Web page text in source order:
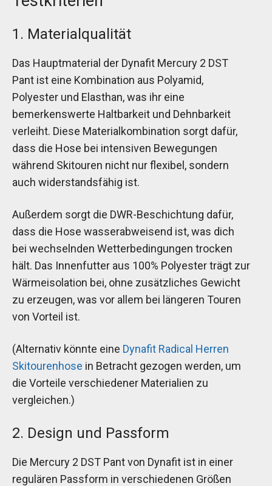
1. Materialqualität
Das Hauptmaterial der Dynafit Mercury 2 DST
Pant ist eine Kombination aus Polyamid,
Polyester und Elasthan, was ihr eine
bemerkenswerte Haltbarkeit und Dehnbarkeit
verleiht. Diese Materialkombination sorgt dafür,
dass die Hose bei intensiven Bewegungen
während Skitouren nicht nur flexibel, sondern
auch widerstandsfähig ist.
Außerdem sorgt die DWR-Beschichtung dafür,
dass die Hose wasserabweisend ist, was dich
bei wechselnden Wetterbedingungen trocken
hält. Das Innenfutter aus 100% Polyester trägt zur
Wärmeisolation bei, ohne zusätzliches Gewicht
zu erzeugen, was vor allem bei längeren Touren
von Vorteil ist.
(Alternativ könnte eine Dynafit Radical Herren
Skitourenhose in Betracht gezogen werden, um
die Vorteile verschiedener Materialien zu
vergleichen.)
2. Design und Passform
Die Mercury 2 DST Pant von Dynafit ist in einer
regulären Passform in verschiedenen Größen